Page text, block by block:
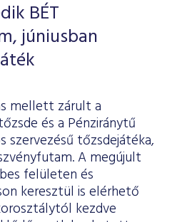
BÉT
júniusban
mellett zárult a
és a Pénziránytű
szervezésű tőzsdejátéka,
A megújult
felületen és
keresztül is elérhető
kezdve